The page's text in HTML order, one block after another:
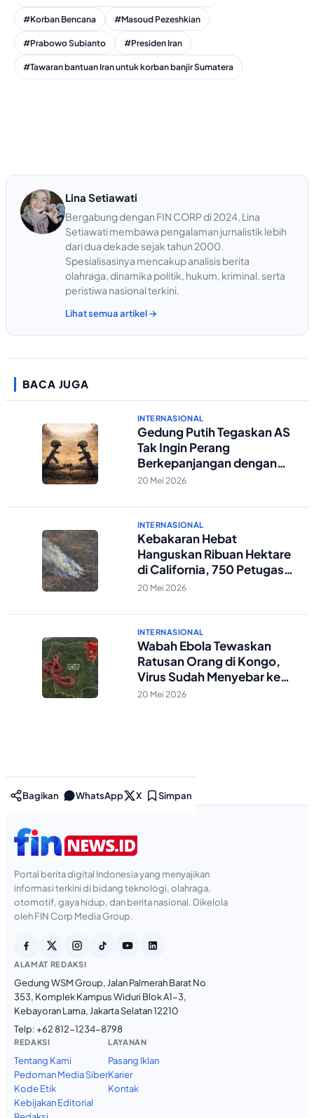
#Korban Bencana #Masoud Pezeshkian
#Prabowo Subianto #Presiden Iran
#Tawaran bantuan Iran untuk korban banjir Sumatera
Lina Setiawati
Bergabung dengan FIN CORP di 2024, Lina
Setiawati membawa pengalaman jurnalistik lebih
dari dua dekade sejak tahun 2000.
Spesialisasinya mencakup analisis berita
olahraga, dinamika politik, hukum, kriminal, serta
peristiwa nasional terkini.
Lihat semua artikel →
BACA JUGA
INTERNASIONAL
Gedung Putih Tegaskan AS
Tak Ingin Perang
Berkepanjangan dengan
Iran
20 Mei 2026
INTERNASIONAL
Kebakaran Hebat
Hanguskan Ribuan Hektare
di California, 750 Petugas
Damkar Dikerahkan
20 Mei 2026
INTERNASIONAL
Wabah Ebola Tewaskan
Ratusan Orang di Kongo,
Virus Sudah Menyebar ke
Uganda
20 Mei 2026
Bagikan WhatsApp X Simpan
Portal berita digital Indonesia yang menyajikan
informasi terkini di bidang teknologi, olahraga,
otomotif, gaya hidup, dan berita nasional. Dikelola
oleh FIN Corp Media Group.
ALAMAT REDAKSI
Gedung WSM Group, Jalan Palmerah Barat No
353, Komplek Kampus Widuri Blok A1-3,
Kebayoran Lama, Jakarta Selatan 12210
Telp:+62 812-1234-8798
REDAKSI
Tentang Kami
Pedoman Media Siber
Kode Etik
Kebijakan Editorial
LAYANAN
Pasang Iklan
Karier
Kontak